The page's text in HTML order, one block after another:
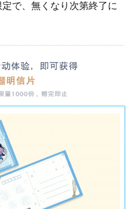
で、無くなり次第終了に